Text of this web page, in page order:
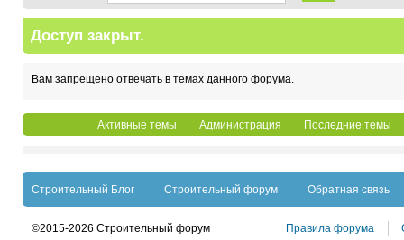
Доступ закрыт.
Вам запрещено отвечать в темах данного форума.
Активные темы Администрация Последние темы
Строительный Блог Строительный форум Обратная связь
©2015-2026 Строительный форум Правила форума